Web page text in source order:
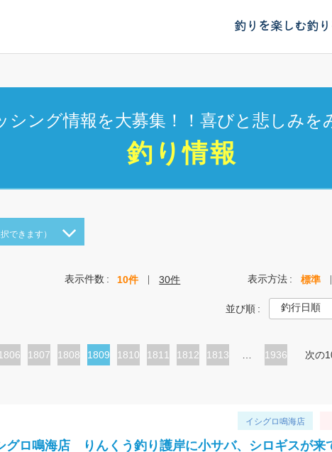
釣りを楽しむ釣
シング情報を大募集！！喜びと悲しみを
釣り情報
できます）
表示件数 10件 30件 表示方法 標準
並び順
ペ
1807
ペ
1808
カ
ペ
1809
ペ
1810
ペ
1811
ペ
1812
ペ
1813 1936 次の
イシグロ鳴海店
グロ鳴海店 りんくう釣り護岸に小サバ、シロギスが来